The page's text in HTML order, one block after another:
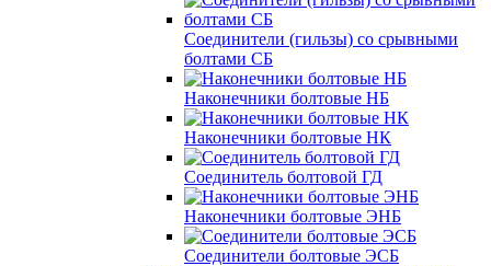
Соединители (гильзы) со срывными
болтами СБ
Наконечники болтовые НБ
Наконечники болтовые НК
Соединитель болтовой ГД
Наконечники болтовые ЭНБ
Соединители болтовые ЭСБ